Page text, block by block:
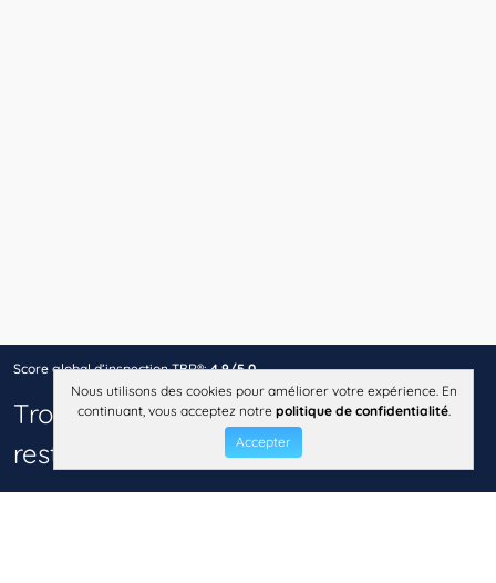
Score global d’inspection TBR®:4,9/5,0
Trouver d'autres meilleurs
restaurants près deToulon, France
Nous utilisons des cookies pour améliorer votre expérience. En
continuant, vous acceptez notre politique de confidentialité.
Accepter